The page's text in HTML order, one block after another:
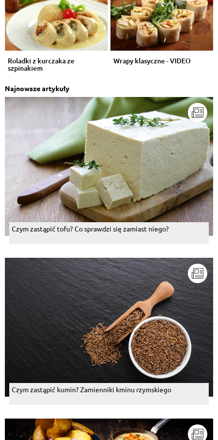
Roladki z kurczaka ze
szpinakiem
Wrapy klasyczne - VIDEO
Najnowsze artykuły
Czym zastąpić tofu? Co sprawdzi się zamiast niego?
Czym zastąpić kumin? Zamienniki kminu rzymskiego